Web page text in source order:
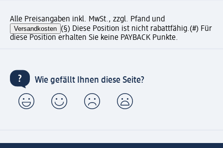
Alle Preisangaben inkl. MwSt., zzgl. Pfand und
Versandkosten (§) Diese Position ist nicht rabattfähig.(#) Für
diese Position erhalten Sie keine PAYBACK Punkte.
Wie gefällt Ihnen diese Seite?